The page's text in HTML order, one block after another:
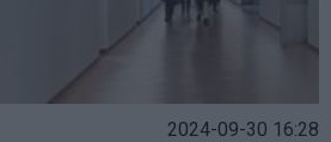
2024-09-30 16:28